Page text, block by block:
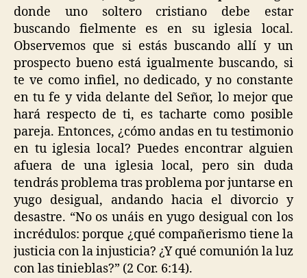
donde uno soltero cristiano debe estar
buscando fielmente es en su iglesia local.
Observemos que si estás buscando allí y un
prospecto bueno está igualmente buscando, si
te ve como infiel, no dedicado, y no constante
en tu fe y vida delante del Señor, lo mejor que
hará respecto de ti, es tacharte como posible
pareja. Entonces, ¿cómo andas en tu testimonio
en tu iglesia local? Puedes encontrar alguien
afuera de una iglesia local, pero sin duda
tendrás problema tras problema por juntarse en
yugo desigual, andando hacia el divorcio y
desastre. “No os unáis en yugo desigual con los
incrédulos: porque ¿qué compañerismo tiene la
justicia con la injusticia? ¿Y qué comunión la luz
con las tinieblas?” (2 Cor. 6:14).